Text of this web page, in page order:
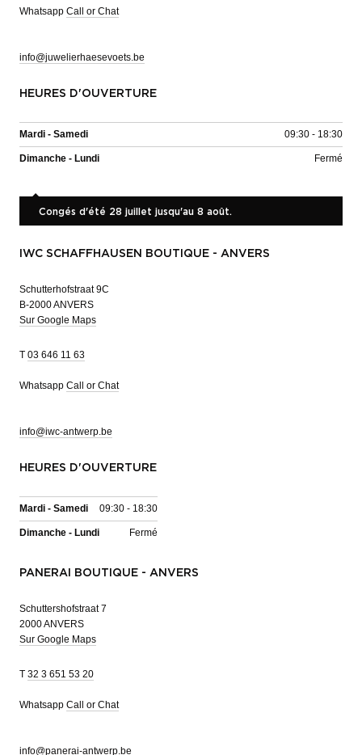
Whatsapp Call or Chat
info@juwelierhaesevoets.be
HEURES D'OUVERTURE
Mardi - Samedi 09:30 - 18:30
Dimanche - Lundi Fermé
Congés d'été 28 juillet jusqu'au 8 août.
IWC SCHAFFHAUSEN BOUTIQUE - ANVERS
Schutterhofstraat 9C
B-2000 ANVERS
Sur Google Maps
T 03 646 11 63
Whatsapp Call or Chat
info@iwc-antwerp.be
HEURES D'OUVERTURE
Mardi - Samedi 09:30 - 18:30
Dimanche - Lundi Fermé
PANERAI BOUTIQUE - ANVERS
Schuttershofstraat 7
2000 ANVERS
Sur Google Maps
T 32 3 651 53 20
Whatsapp Call or Chat
info@panerai-antwerp.be